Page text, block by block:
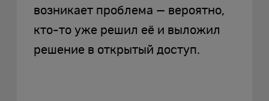
возникает проблема — вероятно,
кто-то уже решил её и выложил
решение в открытый доступ.